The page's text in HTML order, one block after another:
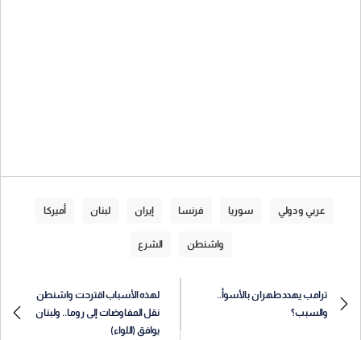
عربي و دولي سوريا فرنسا إيران لبنان أميركا
واشنطن الشرع
ترامب يهدد طهران بالأسوأ..
والسبب؟
لهذه الأسباب اقترحت واشنطن
نقل المفاوضات إلى روما.. ولبنان
يوافق (اللواء)